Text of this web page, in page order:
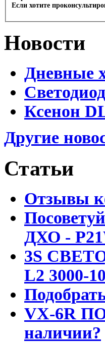
Если хотите
Новости
Дневные
Ксенон
Другие
Статьи
Отзывы
ДХО -
3S
L2 3000-
VX-6R
наличии?